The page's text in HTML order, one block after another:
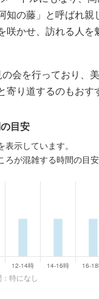
知の藤」と呼ばれ親
咲かせ、訪れる人を
会を行っており、
寄り道するのもおす
目安
示しています。
が混雑する時間の目安
特になし